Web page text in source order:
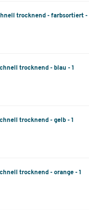
trocknend - farbsortiert -
trocknend - blau - 1
trocknend - gelb - 1
trocknend - orange - 1